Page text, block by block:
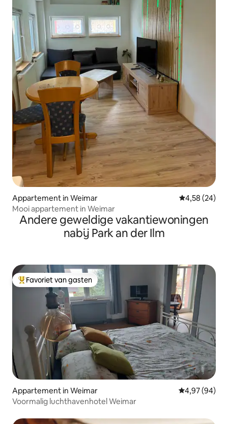
Appartement in Weimar Gemiddelde
4,58 (24)
Mooi appartement in Weimar
Andere geweldige vakantiewoningen
nabij Park an der Ilm
Topfavoriet van gasten
Favoriet van gasten
Appartement in Weimar Gemiddelde
4,97 (94)
Voormalig luchthavenhotel Weimar